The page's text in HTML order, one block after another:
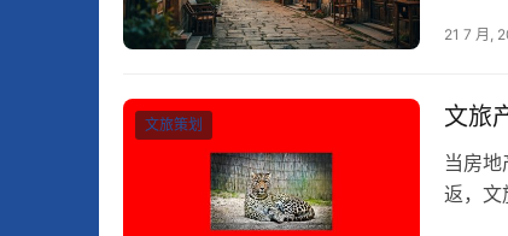
21 7 月,
文旅策划 文旅
当房
返，文